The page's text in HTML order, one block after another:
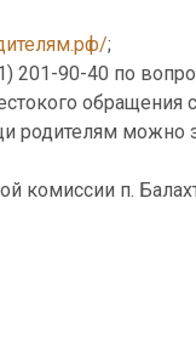
;
201-90-40 по
обращения
можно
комиссии п.